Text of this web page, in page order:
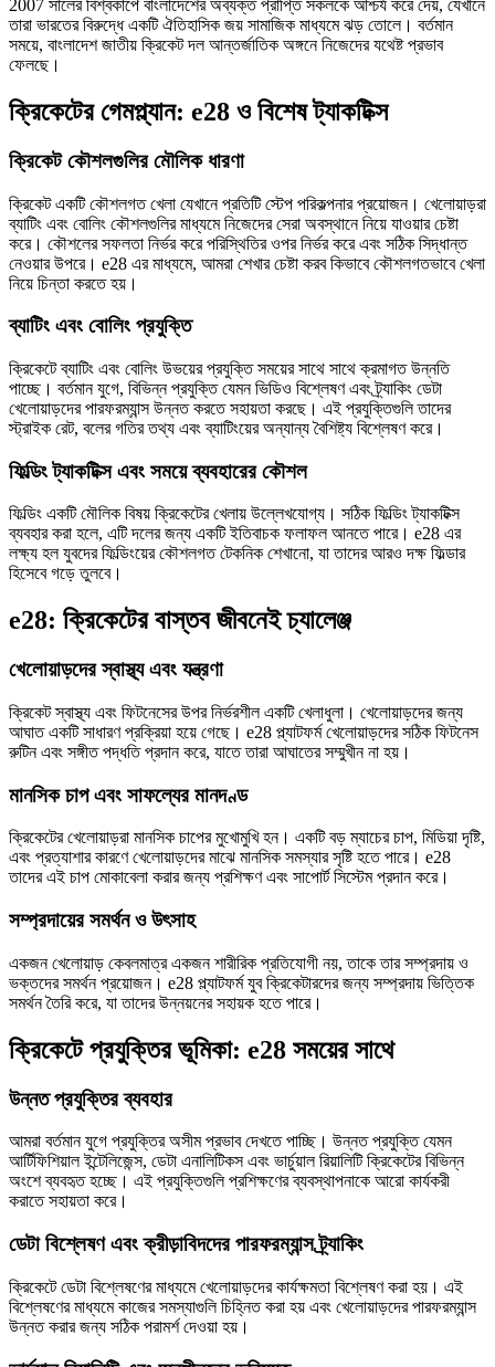
2007 সালের বিশ্বকাপে বাংলাদেশের অব্যক্ত প্রাপ্তি সকলকে আশ্চর্য করে দেয়, যেখানে
তারা ভারতের বিরুদ্ধে একটি ঐতিহাসিক জয় সামাজিক মাধ্যমে ঝড় তোলে। বর্তমান
সময়ে, বাংলাদেশ জাতীয় ক্রিকেট দল আন্তর্জাতিক অঙ্গনে নিজেদের যথেষ্ট প্রভাব
ফেলছে।
ক্রিকেটের গেমপ্ল্যান: e28 ও বিশেষ ট্যাকটিক্স
ক্রিকেট কৌশলগুলির মৌলিক ধারণা
ক্রিকেট একটি কৌশলগত খেলা যেখানে প্রতিটি স্টেপ পরিকল্পনার প্রয়োজন। খেলোয়াড়রা
ব্যাটিং এবং বোলিং কৌশলগুলির মাধ্যমে নিজেদের সেরা অবস্থানে নিয়ে যাওয়ার চেষ্টা
করে। কৌশলের সফলতা নির্ভর করে পরিস্থিতির ওপর নির্ভর করে এবং সঠিক সিদ্ধান্ত
নেওয়ার উপরে। e28 এর মাধ্যমে, আমরা শেখার চেষ্টা করব কিভাবে কৌশলগতভাবে খেলা
নিয়ে চিন্তা করতে হয়।
ব্যাটিং এবং বোলিং প্রযুক্তি
ক্রিকেটে ব্যাটিং এবং বোলিং উভয়ের প্রযুক্তি সময়ের সাথে সাথে ক্রমাগত উন্নতি
পাচ্ছে। বর্তমান যুগে, বিভিন্ন প্রযুক্তি যেমন ভিডিও বিশ্লেষণ এবং ট্র্যাকিং ডেটা
খেলোয়াড়দের পারফরম্যান্স উন্নত করতে সহায়তা করছে। এই প্রযুক্তিগুলি তাদের
স্ট্রাইক রেট, বলের গতির তথ্য এবং ব্যাটিংয়ের অন্যান্য বৈশিষ্ট্য বিশ্লেষণ করে।
ফিল্ডিং ট্যাকটিক্স এবং সময়ে ব্যবহারের কৌশল
ফিল্ডিং একটি মৌলিক বিষয় ক্রিকেটের খেলায় উল্লেখযোগ্য। সঠিক ফিল্ডিং ট্যাকটিক্স
ব্যবহার করা হলে, এটি দলের জন্য একটি ইতিবাচক ফলাফল আনতে পারে। e28 এর
লক্ষ্য হল যুবদের ফিল্ডিংয়ের কৌশলগত টেকনিক শেখানো, যা তাদের আরও দক্ষ ফিল্ডার
হিসেবে গড়ে তুলবে।
e28: ক্রিকেটের বাস্তব জীবনেই চ্যালেঞ্জ
খেলোয়াড়দের স্বাস্থ্য এবং যন্ত্রণা
ক্রিকেট স্বাস্থ্য এবং ফিটনেসের উপর নির্ভরশীল একটি খেলাধুলা। খেলোয়াড়দের জন্য
আঘাত একটি সাধারণ প্রক্রিয়া হয়ে গেছে। e28 প্ল্যাটফর্ম খেলোয়াড়দের সঠিক ফিটনেস
রুটিন এবং সঙ্গীত পদ্ধতি প্রদান করে, যাতে তারা আঘাতের সম্মুখীন না হয়।
মানসিক চাপ এবং সাফল্যের মানদণ্ড
ক্রিকেটের খেলোয়াড়রা মানসিক চাপের মুখোমুখি হন। একটি বড় ম্যাচের চাপ, মিডিয়া দৃষ্টি,
এবং প্রত্যাশার কারণে খেলোয়াড়দের মাঝে মানসিক সমস্যার সৃষ্টি হতে পারে। e28
তাদের এই চাপ মোকাবেলা করার জন্য প্রশিক্ষণ এবং সাপোর্ট সিস্টেম প্রদান করে।
সম্প্রদায়ের সমর্থন ও উৎসাহ
একজন খেলোয়াড় কেবলমাত্র একজন শারীরিক প্রতিযোগী নয়, তাকে তার সম্প্রদায় ও
ভক্তদের সমর্থন প্রয়োজন। e28 প্ল্যাটফর্ম যুব ক্রিকেটারদের জন্য সম্প্রদায় ভিত্তিক
সমর্থন তৈরি করে, যা তাদের উন্নয়নের সহায়ক হতে পারে।
ক্রিকেটে প্রযুক্তির ভূমিকা: e28 সময়ের সাথে
উন্নত প্রযুক্তির ব্যবহার
আমরা বর্তমান যুগে প্রযুক্তির অসীম প্রভাব দেখতে পাচ্ছি। উন্নত প্রযুক্তি যেমন
আর্টিফিশিয়াল ইন্টেলিজেন্স, ডেটা এনালিটিকস এবং ভার্চুয়াল রিয়ালিটি ক্রিকেটের বিভিন্ন
অংশে ব্যবহৃত হচ্ছে। এই প্রযুক্তিগুলি প্রশিক্ষণের ব্যবস্থাপনাকে আরো কার্যকরী
করাতে সহায়তা করে।
ডেটা বিশ্লেষণ এবং ক্রীড়াবিদদের পারফরম্যান্স ট্র্যাকিং
ক্রিকেটে ডেটা বিশ্লেষণের মাধ্যমে খেলোয়াড়দের কার্যক্ষমতা বিশ্লেষণ করা হয়। এই
বিশ্লেষণের মাধ্যমে কাজের সমস্যাগুলি চিহ্নিত করা হয় এবং খেলোয়াড়দের পারফরম্যান্স
উন্নত করার জন্য সঠিক পরামর্শ দেওয়া হয়।